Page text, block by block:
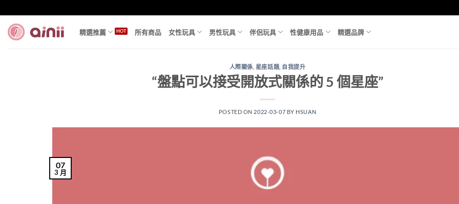
to
content
精選推薦 所有商品 女性玩具 男性玩具 伴侶玩具 性健康用品 精選品牌
人際關係 星座話題 自我提升
“盤點可以接受開放式關係的 5 個星座”
POSTED ON 2022-03-07 BY HSUAN
07
3 月